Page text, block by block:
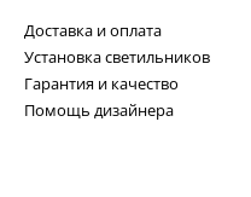
Доставка и оплата
Установка светильников
Гарантия и качество
Помощь дизайнера